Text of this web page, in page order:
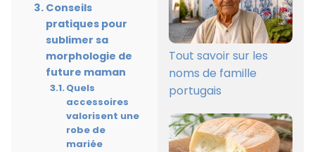
Conseils
pratiques pour
sublimer sa
morphologie de
future maman
Quels
accessoires
valorisent une
robe de
mariée
Tout savoir sur les
noms de famille
portugais